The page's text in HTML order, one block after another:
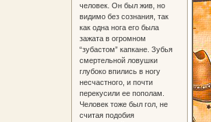
человек. Он был жив, но
видимо без сознания, так
как одна нога его была
зажата в огромном
“зубастом” капкане. Зубья
смертельной ловушки
глубоко впились в ногу
несчастного, и почти
перекусили ее пополам.
Человек тоже был гол, не
считая подобия